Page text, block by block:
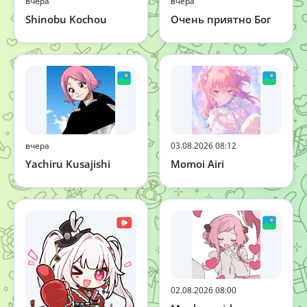
Shinobu Kochou Очень приятно Бог
вчера
Yachiru Kusajishi
03.08.2026 08:12
Momoi Airi
02.08.2026 08:00